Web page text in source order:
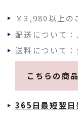
￥3,980以上の
配送について：
送料について
こちらの商
365日最短翌日